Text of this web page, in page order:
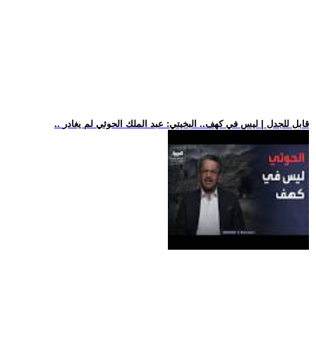
.. قابل للجدل | ليس في كهف.. البخيتي: عبد الملك الحوثي لم يغادر